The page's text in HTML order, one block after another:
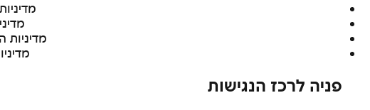
מדיניות
פניה לרכז הנגישות